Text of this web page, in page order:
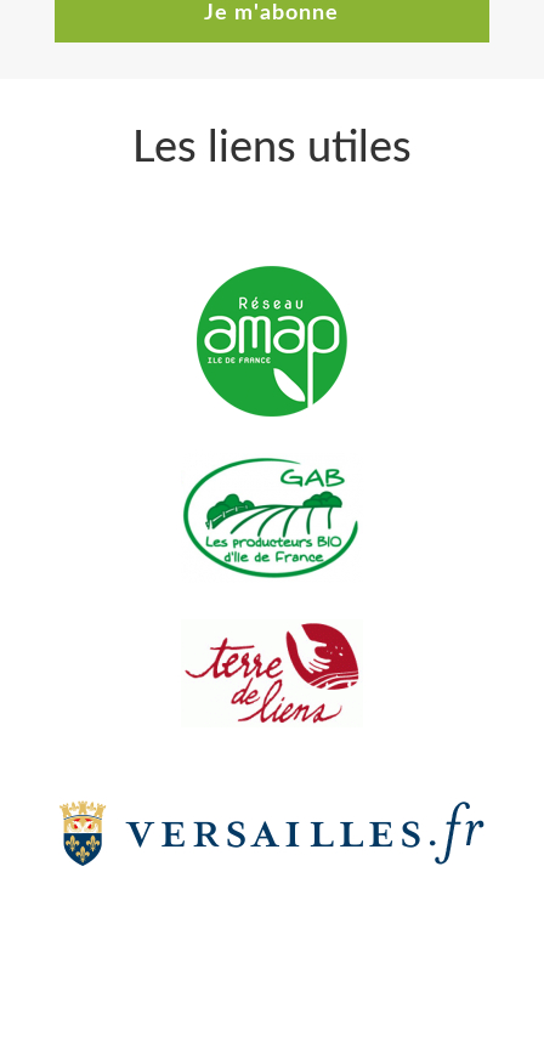
Je m'abonne
Les liens utiles